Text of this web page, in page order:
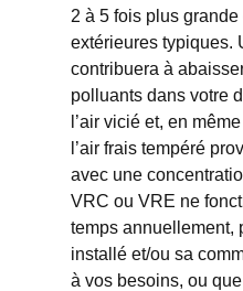
2 à 5 fois plus
extérieures typiques.
contribuera à
polluants dans votre
l’air vicié et, en
l’air frais tempéré
avec une
VRC ou VRE ne
temps annuellement,
installé et/ou sa
à vos besoins, ou